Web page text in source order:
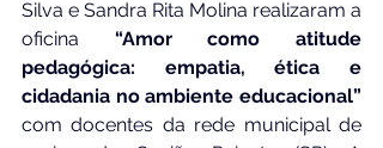
Silva e Sandra Rita Molina realizaram a
oficina “Amor como atitude
pedagógica: empatia, ética e
cidadania no ambiente educacional”
com docentes da rede municipal de